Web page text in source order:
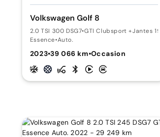
Volkswagen Golf 8
2.0 TSI 300 DSG7•GTI Clubsport +Jantes 19"
Essence•Auto.
2023•39 066 km•Occasion